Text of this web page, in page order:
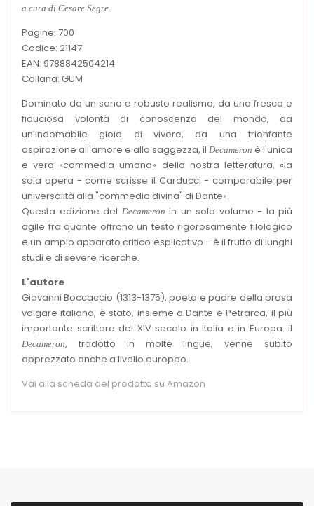
a cura di Cesare Segre
Pagine: 700
Codice: 21147
EAN: 9788842504214
Collana: GUM
Dominato da un sano e robusto realismo, da una fresca e
fiduciosa volontà di conoscenza del mondo, da
un'indomabile gioia di vivere, da una trionfante
aspirazione all'amore e alla saggezza, il Decameron è l'unica
e vera «commedia umana» della nostra letteratura, «la
sola opera - come scrisse il Carducci - comparabile per
universalità alla "commedia divina" di Dante».
Questa edizione del Decameron in un solo volume - la più
agile fra quante offrono un testo rigorosamente filologico
e un ampio apparato critico esplicativo - è il frutto di lunghi
studi e di severe ricerche.
L'autore
Giovanni Boccaccio (1313-1375), poeta e padre della prosa
volgare italiana, è stato, insieme a Dante e Petrarca, il più
importante scrittore del XIV secolo in Italia e in Europa: il
Decameron, tradotto in molte lingue, venne subito
apprezzato anche a livello europeo.
Vai alla scheda del prodotto su Amazon